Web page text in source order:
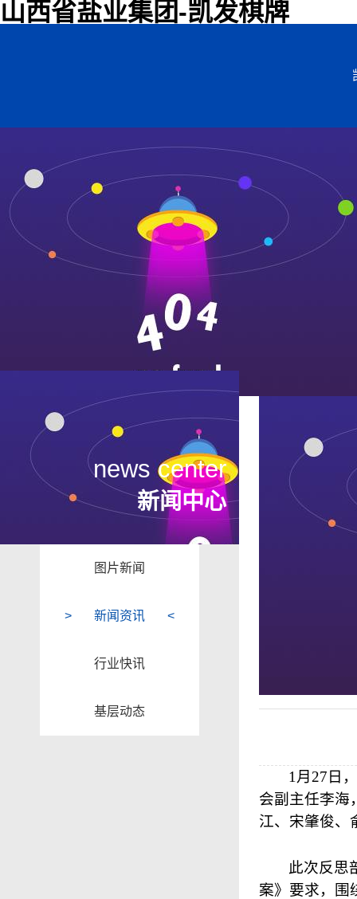
山西省盐业集团-凯发棋牌
news center
新闻中心
图片新闻
新闻资讯
行业快讯
基层动态
1 月 27 日
会副主任李海
江、宋肇俊、
此次反思
案》要求，围